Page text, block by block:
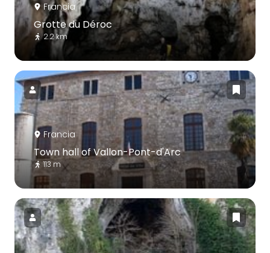
Francia
Grotte du Déroc
2.2 km
Francia
Town hall of Vallon-Pont-d'Arc
113 m